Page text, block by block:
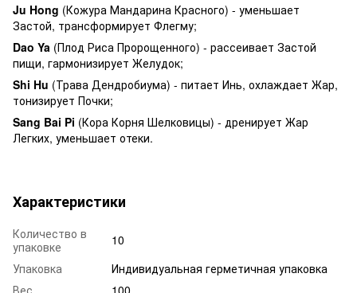
Ju Hong (Кожура Мандарина Красного) - уменьшает
Застой, трансформирует Флегму;
Dao Ya (Плод Риса Пророщенного) - рассеивает Застой
пищи, гармонизирует Желудок;
Shi Hu (Трава Дендробиума) - питает Инь, охлаждает Жар,
тонизирует Почки;
Sang Bai Pi (Кора Корня Шелковицы) - дренирует Жар
Легких, уменьшает отеки.
Характеристики
Количество в
упаковке
10
Упаковка
Индивидуальная герметичная упаковка
Вес
100